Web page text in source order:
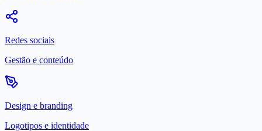
Redes sociais
Gestão e conteúdo
Design e branding
Logotipos e identidade